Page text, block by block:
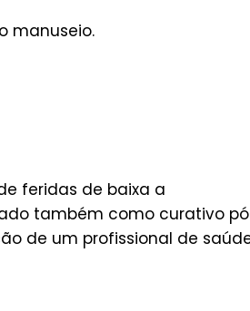
manuseio.
feridas de baixa a
também como curativo
de um profissional de